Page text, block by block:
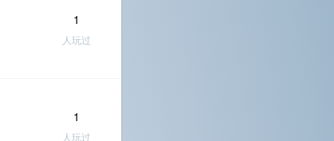
1
人玩过
1
人玩过